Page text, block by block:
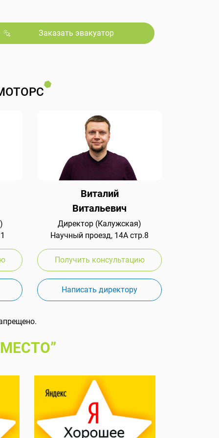
Заказать эвакуатор
Виталий
Витальевич
Директор (Калужская)
Научный проезд, 14А стр.8
Получить консультацию
Написать директору